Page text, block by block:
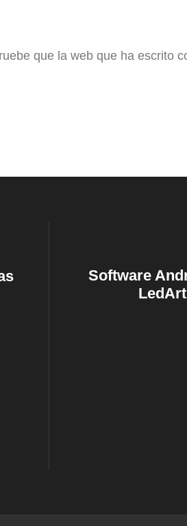
que la web que ha escrito
Software
LedArt